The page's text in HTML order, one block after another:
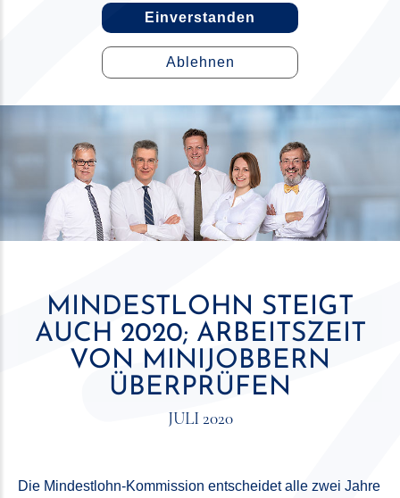
Einverstanden
Ablehnen
MINDESTLOHN STEIGT
AUCH 2020; ARBEITSZEIT
VON MINIJOBBERN
ÜBERPRÜFEN
JULI 2020
Die Mindestlohn-Kommission entscheidet alle zwei Jahre